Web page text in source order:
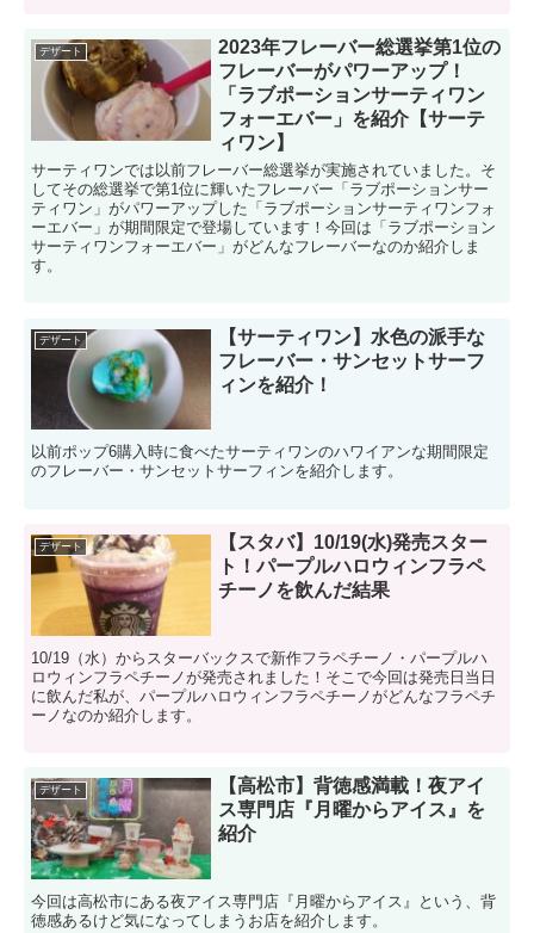
デザート
2023年フレーバー総選挙第1位の
フレーバーがパワーアップ！
「ラブポーションサーティワン
フォーエバー」を紹介【サーテ
ィワン】
サーティワンでは以前フレーバー総選挙が実施されていました。そ
してその総選挙で第1位に輝いたフレーバー「ラブポーションサー
ティワン」がパワーアップした「ラブポーションサーティワンフォ
ーエバー」が期間限定で登場しています！今回は「ラブポーション
サーティワンフォーエバー」がどんなフレーバーなのか紹介しま
す。
デザート
【サーティワン】水色の派手な
フレーバー・サンセットサーフ
ィンを紹介！
以前ポップ6購入時に食べたサーティワンのハワイアンな期間限定
のフレーバー・サンセットサーフィンを紹介します。
デザート
【スタバ】10/19(水)発売スター
ト！パープルハロウィンフラペ
チーノを飲んだ結果
10/19（水）からスターバックスで新作フラペチーノ・パープルハ
ロウィンフラペチーノが発売されました！そこで今回は発売日当日
に飲んだ私が、パープルハロウィンフラペチーノがどんなフラペチ
ーノなのか紹介します。
デザート
【高松市】背徳感満載！夜アイ
ス専門店『月曜からアイス』を
紹介
今回は高松市にある夜アイス専門店『月曜からアイス』という、背
徳感あるけど気になってしまうお店を紹介します。